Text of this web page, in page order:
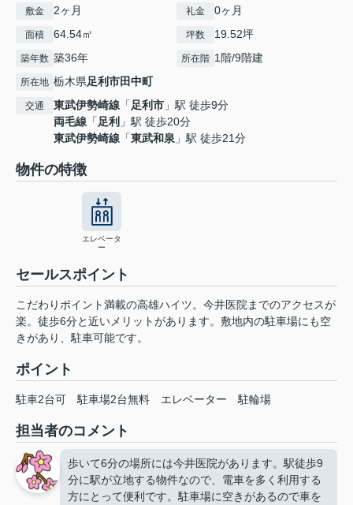
敷金 2ヶ月 礼金 0ヶ月
面積 64.54㎡ 坪数 19.52坪
築年数 築36年 所在階 1階/9階建
所在地 栃木県足利市田中町
交通 東武伊勢崎線 「足利市 」駅 徒歩9分
両毛線 「足利 」駅 徒歩20分
東武伊勢崎線 「東武和泉 」駅 徒歩21分
物件の特徴
エレベータ
ー
セールスポイント
こだわりポイント満載の高雄ハイツ。今井医院までのアクセスが
楽。徒歩6分と近いメリットがあります。敷地内の駐車場にも空
きがあり、駐車可能です。
ポイント
駐車2台可 駐車場2台無料 エレベーター 駐輪場
担当者のコメント
歩いて6分の場所には今井医院があります。駅徒歩9
分に駅が立地する物件なので、電車を多く利用する
方にとって便利です。駐車場に空きがあるので車を